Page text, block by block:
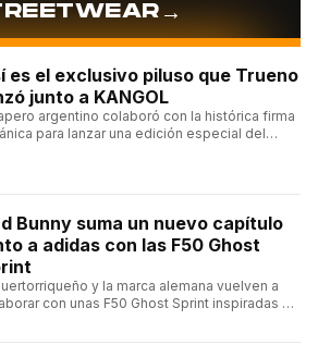
→
es el exclusivo piluso que Trueno
junto a KANGOL
argentino colaboró con la histórica firma
para lanzar una edición especial del
Bunny suma un nuevo capítulo
a adidas con las F50 Ghost
y la marca alemana vuelven a
con unas F50 Ghost Sprint inspiradas en